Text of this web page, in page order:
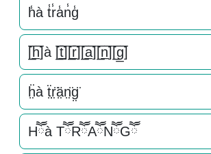
h̾à t̾r̾a̾n̾g̾
[̲̅h̲̅]à [̲̅t̲̅][̲̅r̲̅][̲̅a̲̅][̲̅n̲̅][̲̅g̲̅]
ḧ̤à ẗ̤r̤̈ä̤n̤̈g̤̈
Hཽà TཽRཽAཽNཽGཽ